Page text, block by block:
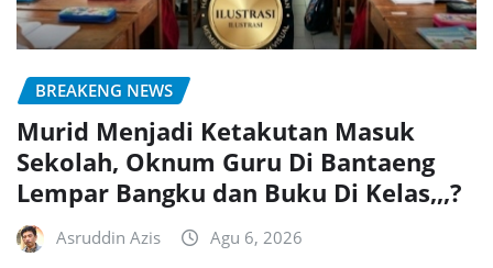
BREAKENG NEWS
Murid Menjadi Ketakutan Masuk
Sekolah, Oknum Guru Di Bantaeng
Lempar Bangku dan Buku Di Kelas,,,?
Asruddin Azis Agu 6, 2026